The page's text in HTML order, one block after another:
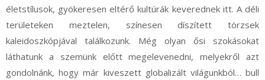
életstílusok, gyökeresen eltérő kultúrák keverednek itt. A déli
területeken meztelen, színesen díszített törzsek
kaleidoszkópjával találkozunk. Még olyan ősi szokásokat
láthatunk a szemünk előtt megelevenedni, melyekről azt
gondolnánk, hogy már kiveszett globalizált világunkból… bull